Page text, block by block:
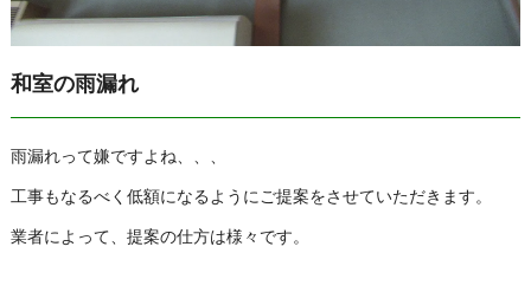
和室の雨漏れ
雨漏れって嫌ですよね、、、
工事もなるべく低額になるようにご提案をさせていただきます。
業者によって、提案の仕方は様々です。